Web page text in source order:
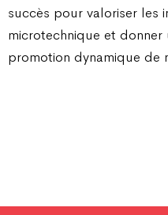
succès pour valoriser les
microtechnique et
promotion dynamique de